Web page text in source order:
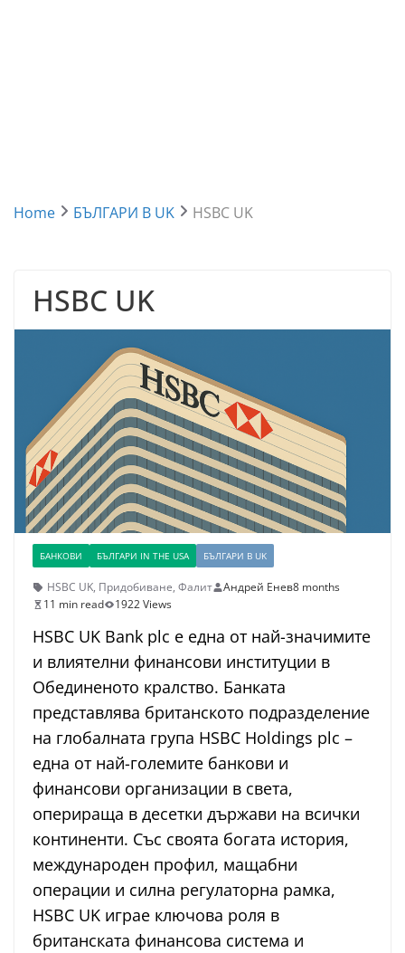
Home БЪЛГАРИ В UK HSBC UK
HSBC UK
БАНКОВИ БЪЛГАРИ IN THE USA БЪЛГАРИ В UK
HSBC UK, Придобиване, Фалит Андрей Енев8 months
11 min read
1922 Views
HSBC UK Bank plc е една от най-значимите
и влиятелни финансови институции в
Обединеното кралство. Банката
представлява британското подразделение
на глобалната група HSBC Holdings plc –
една от най-големите банкови и
финансови организации в света,
оперираща в десетки държави на всички
континенти. Със своята богата история,
международен профил, мащабни
операции и силна регулаторна рамка,
HSBC UK играе ключова роля в
британската финансова система и